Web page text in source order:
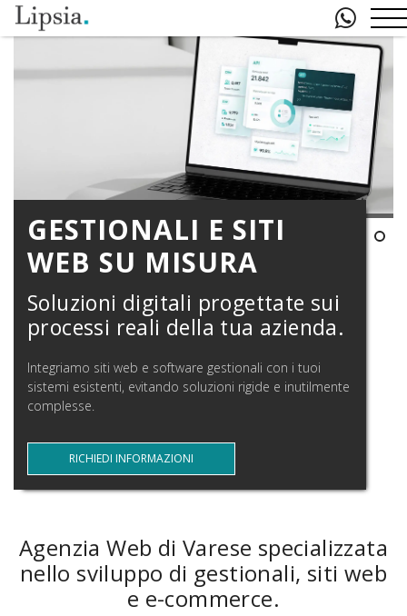
GESTIONALI E SITI
WEB SU MISURA
Soluzioni digitali progettate sui
processi reali della tua azienda.
Integriamo siti web e software gestionali con i tuoi
sistemi esistenti, evitando soluzioni rigide e inutilmente
complesse.
RICHIEDI INFORMAZIONI
Agenzia Web di Varese specializzata
nello sviluppo di gestionali, siti web
e e-commerce.